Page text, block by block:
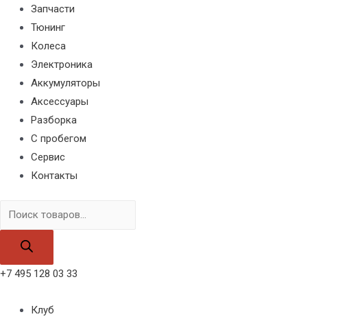
Запчасти
Тюнинг
Колеса
Электроника
Аккумуляторы
Аксессуары
Разборка
С пробегом
Сервис
Контакты
Поиск
товаров
+7 495 128 03 33
Клуб